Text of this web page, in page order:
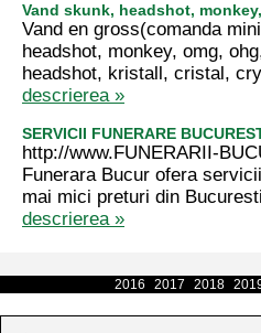
Vand skunk, headshot,
Vand en gross(comanda
headshot, monkey, omg,
headshot, kristall, cristal,
descrierea »
SERVICII FUNERARE
http://www.FUNERARII-
Funerara Bucur ofera
mai mici preturi din
descrierea »
2016
2017 2018